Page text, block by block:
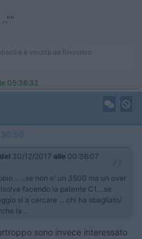
..""
è voluttà da finissimo
05:36:32
del 30/12/2017 alle 00:36:07
.. ...se non e' un 3500 ma un over
facendo la patente C1... se
si a cercare ... chi ha sbagliato/
la ..
sono invece interessato